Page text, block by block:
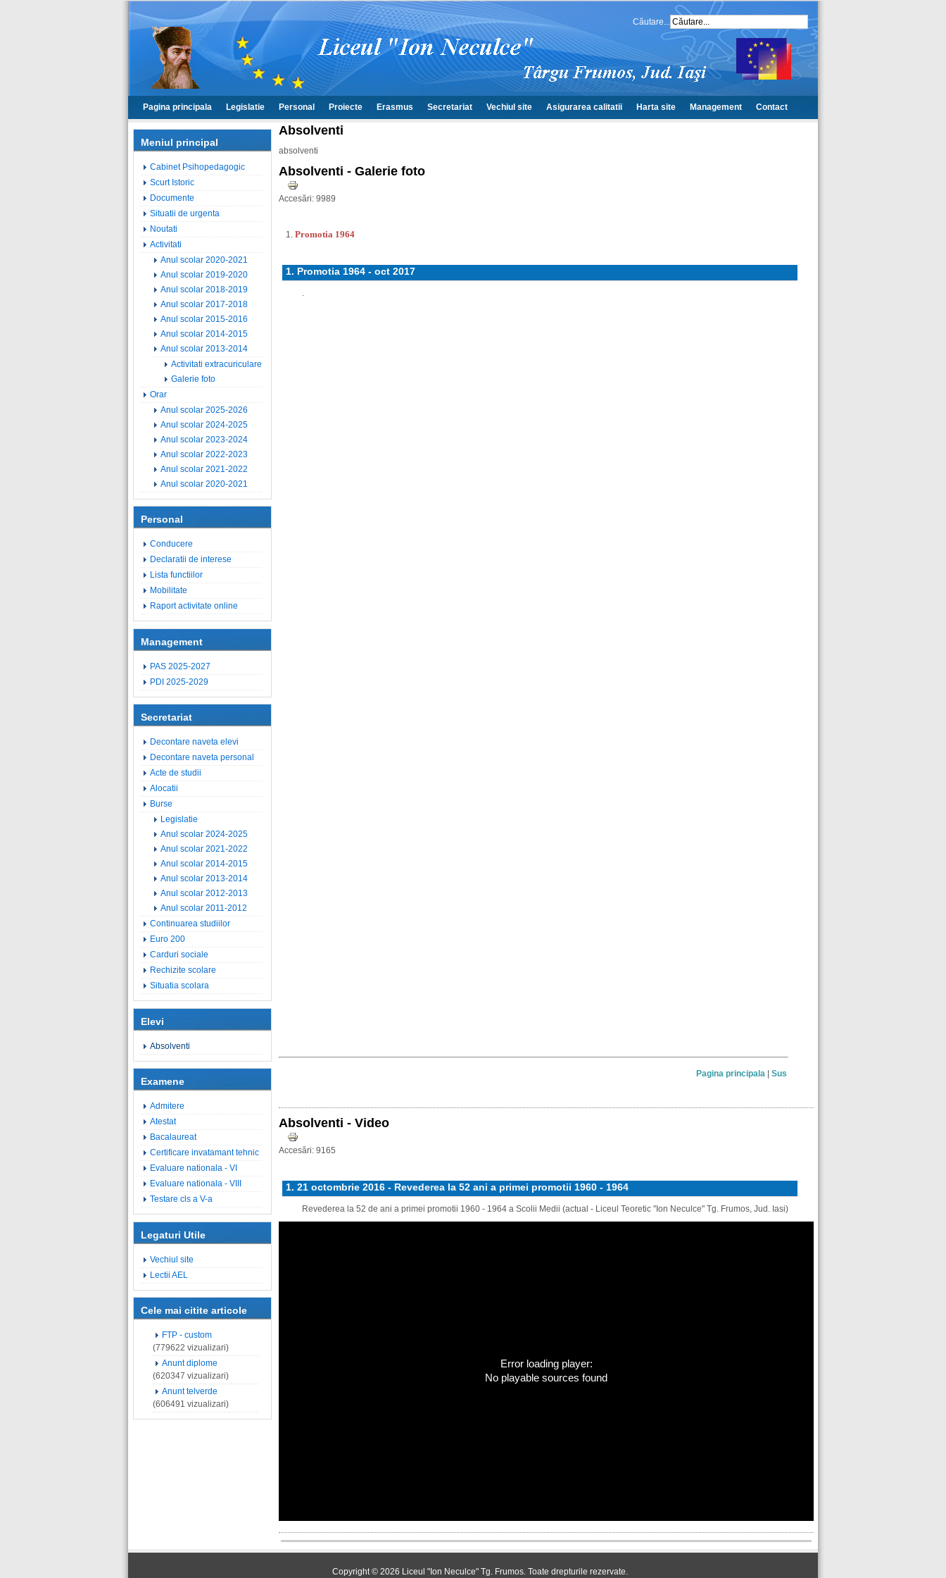
Căutare...
Pagina principala Legislatie Personal Proiecte Erasmus Secretariat Vechiul site Asigurarea calitatii Harta site Management Contact
Meniul principal
Cabinet Psihopedagogic
Scurt Istoric
Documente
Situatii de urgenta
Noutati
Activitati
Anul scolar 2020-2021
Anul scolar 2019-2020
Anul scolar 2018-2019
Anul scolar 2017-2018
Anul scolar 2015-2016
Anul scolar 2014-2015
Anul scolar 2013-2014
Activitati extracuriculare
Galerie foto
Orar
Anul scolar 2025-2026
Anul scolar 2024-2025
Anul scolar 2023-2024
Anul scolar 2022-2023
Anul scolar 2021-2022
Anul scolar 2020-2021
Personal
Conducere
Declaratii de interese
Lista functiilor
Mobilitate
Raport activitate online
Management
PAS 2025-2027
PDI 2025-2029
Secretariat
Decontare naveta elevi
Decontare naveta personal
Acte de studii
Alocatii
Burse
Legislatie
Anul scolar 2024-2025
Anul scolar 2021-2022
Anul scolar 2014-2015
Anul scolar 2013-2014
Anul scolar 2012-2013
Anul scolar 2011-2012
Continuarea studiilor
Euro 200
Carduri sociale
Rechizite scolare
Situatia scolara
Elevi
Absolventi
Examene
Admitere
Atestat
Bacalaureat
Certificare invatamant tehnic
Evaluare nationala - VI
Evaluare nationala - VIII
Testare cls a V-a
Legaturi Utile
Vechiul site
Lectii AEL
Cele mai citite articole
FTP - custom
(779622 vizualizari)
Anunt diplome
(620347 vizualizari)
Anunt telverde
(606491 vizualizari)
Absolventi
absolventi
Absolventi - Galerie foto
Accesări: 9989
Promotia 1964
1. Promotia 1964 - oct 2017
.
Pagina principala Sus
Absolventi - Video
Accesări: 9165
1. 21 octombrie 2016 - Revederea la 52 ani a primei promotii 1960 - 1964
Revederea la 52 de ani a primei promotii 1960 - 1964 a Scolii Medii (actual - Liceul Teoretic "Ion Neculce" Tg. Frumos, Jud. Iasi)
Error loading player:
No playable sources found
Copyright © 2026 Liceul "Ion Neculce" Tg. Frumos. Toate drepturile rezervate.